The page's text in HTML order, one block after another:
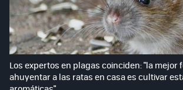
Los expertos en plagas coinciden: "la mejor
ahuyentar a las ratas en casa es cultivar